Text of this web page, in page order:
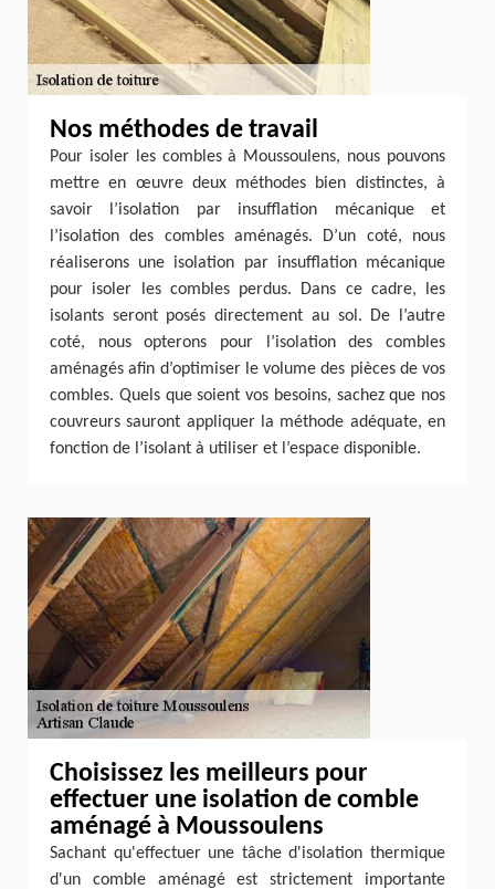
Nos méthodes de travail
Pour isoler les combles à Moussoulens, nous pouvons
mettre en œuvre deux méthodes bien distinctes, à
savoir l’isolation par insufflation mécanique et
l’isolation des combles aménagés. D’un coté, nous
réaliserons une isolation par insufflation mécanique
pour isoler les combles perdus. Dans ce cadre, les
isolants seront posés directement au sol. De l’autre
coté, nous opterons pour l’isolation des combles
aménagés afin d’optimiser le volume des pièces de vos
combles. Quels que soient vos besoins, sachez que nos
couvreurs sauront appliquer la méthode adéquate, en
fonction de l’isolant à utiliser et l’espace disponible.
Choisissez les meilleurs pour
effectuer une isolation de comble
aménagé à Moussoulens
Sachant qu'effectuer une tâche d'isolation thermique
d'un comble aménagé est strictement importante